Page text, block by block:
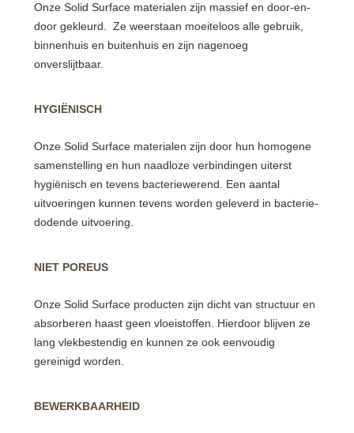
Onze Solid Surface materialen zijn massief en door-en-
door gekleurd. Ze weerstaan moeiteloos alle gebruik,
binnenhuis en buitenhuis en zijn nagenoeg
onverslijtbaar.
HYGIËNISCH
Onze Solid Surface materialen zijn door hun homogene
samenstelling en hun naadloze verbindingen uiterst
hygiënisch en tevens bacteriewerend. Een aantal
uitvoeringen kunnen tevens worden geleverd in bacterie-
dodende uitvoering.
NIET POREUS
Onze Solid Surface producten zijn dicht van structuur en
absorberen haast geen vloeistoffen. Hierdoor blijven ze
lang vlekbestendig en kunnen ze ook eenvoudig
gereinigd worden.
BEWERKBAARHEID